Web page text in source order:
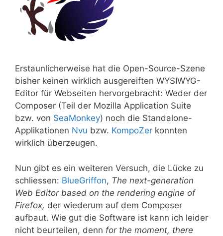
Erstaunlicherweise hat die Open-Source-Szene
bisher keinen wirklich ausgereiften WYSIWYG-
Editor für Webseiten hervorgebracht: Weder der
Composer (Teil der Mozilla Application Suite
bzw. von SeaMonkey) noch die Standalone-
Applikationen Nvu bzw. KompoZer konnten
wirklich überzeugen.
Nun gibt es ein weiteren Versuch, die Lücke zu
schliessen: BlueGriffon, The next-generation
Web Editor based on the rendering engine of
Firefox, der wiederum auf dem Composer
aufbaut. Wie gut die Software ist kann ich leider
nicht beurteilen, denn for the moment, there